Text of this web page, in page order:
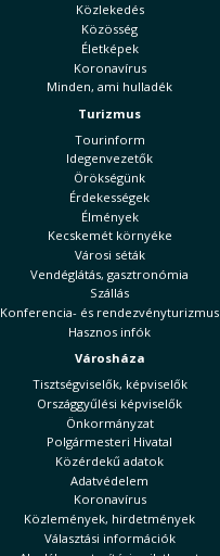
Közlekedés
Közösség
Életképek
Koronavírus
Minden, ami hulladék
Turizmus
Tourinform
Idegenvezetők
Örökségünk
Érdekességek
Élmények
Kecskemét környéke
Városi séták
Vendéglátás, gasztronómia
Szállás
Konferencia- és rendezvényturizmus
Hasznos infók
Városháza
Tisztségviselők, képviselők
Országgyűlési képviselők
Önkormányzat
Polgármesteri Hivatal
Közérdekű adatok
Adatvédelem
Koronavírus
Közlemények, hirdetmények
Választási információk